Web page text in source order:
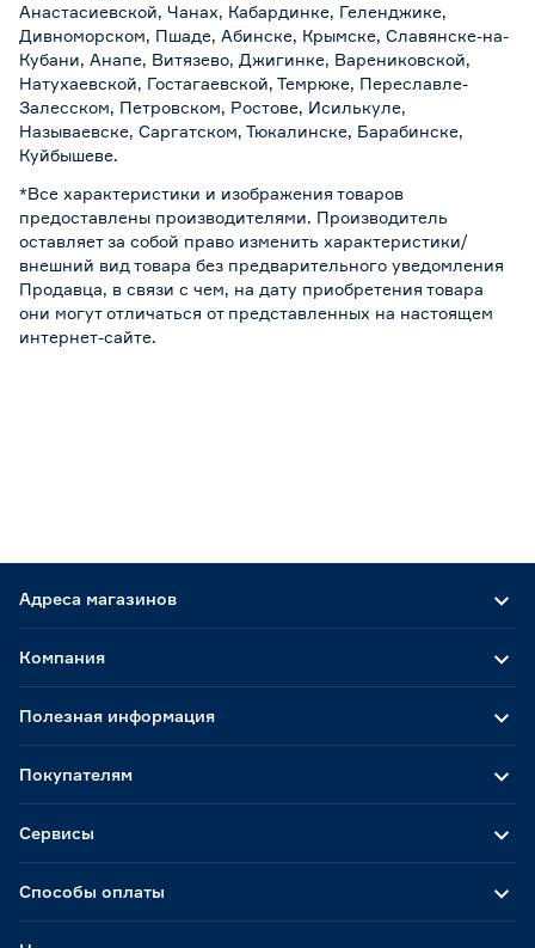
Анастасиевской, Чанах, Кабардинке, Геленджике,
Дивноморском, Пшаде, Абинске, Крымске, Славянске-на-
Кубани, Анапе, Витязево, Джигинке, Варениковской,
Натухаевской, Гостагаевской, Темрюке, Переславле-
Залесском, Петровском, Ростове, Исилькуле,
Называевске, Саргатском, Тюкалинске, Барабинске,
Куйбышеве.
*Все характеристики и изображения товаров
предоставлены производителями. Производитель
оставляет за собой право изменить характеристики/
внешний вид товара без предварительного уведомления
Продавца, в связи с чем, на дату приобретения товара
они могут отличаться от представленных на настоящем
интернет-сайте.
Адреса магазинов
Способы оплаты
Компания
Полезная информация
Покупателям
Сервисы